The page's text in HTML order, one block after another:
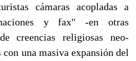
cámaras acopladas a
y fax" -en otras
creencias religiosas neo-
una masiva expansión del